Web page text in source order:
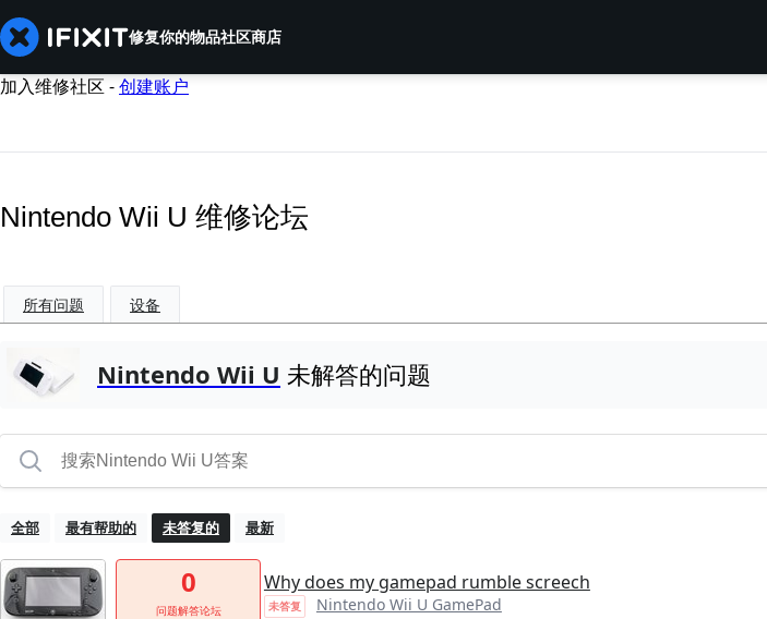
修复你的物品社区商店
加入维修社区 -创建账户
Nintendo Wii U 维修论坛
所有问题 设备
Nintendo Wii U 未解答的问题
全部 最有帮助的 未答复的 最新
0
问题解答论坛
Why does my gamepad rumble screech
未答复 Nintendo Wii U GamePad